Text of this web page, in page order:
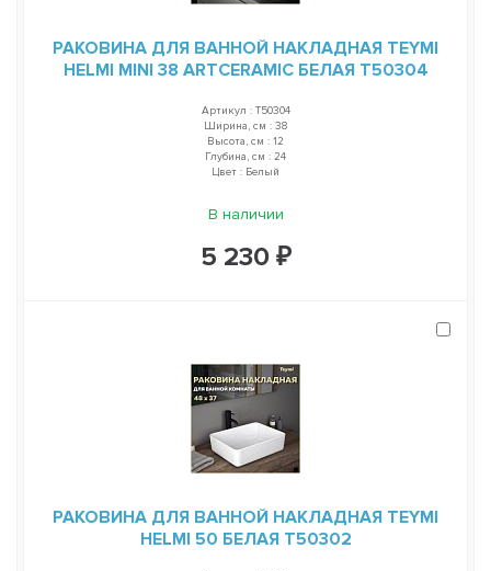
РАКОВИНА ДЛЯ ВАННОЙ НАКЛАДНАЯ TEYMI
HELMI MINI 38 ARTCERAMIC БЕЛАЯ T50304
Артикул : T50304
Ширина, см : 38
Высота, см : 12
Глубина, см : 24
Цвет : Белый
В наличии
5 230 ₽
РАКОВИНА ДЛЯ ВАННОЙ НАКЛАДНАЯ TEYMI
HELMI 50 БЕЛАЯ T50302